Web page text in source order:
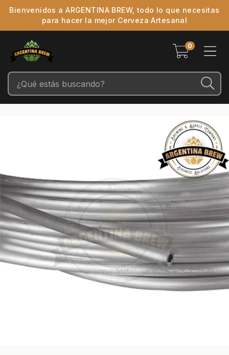
Bienvenidos a ARGENTINA BREW, todo lo que necesitas
para hacer la mejor Cerveza Artesanal
0